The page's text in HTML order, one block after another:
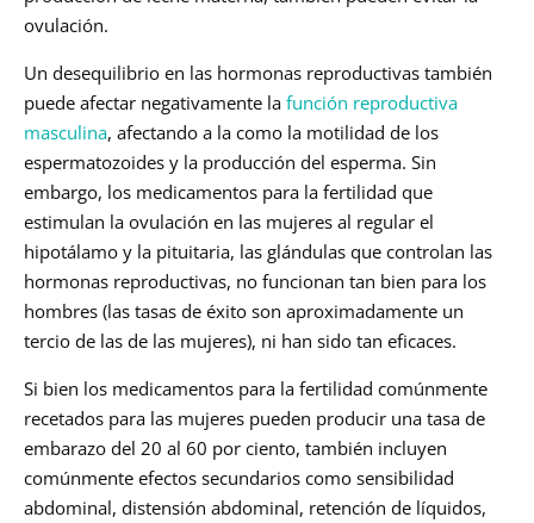
ovulación.
Un desequilibrio en las hormonas reproductivas también
puede afectar negativamente la función reproductiva
masculina, afectando a la como la motilidad de los
espermatozoides y la producción del esperma. Sin
embargo, los medicamentos para la fertilidad que
estimulan la ovulación en las mujeres al regular el
hipotálamo y la pituitaria, las glándulas que controlan las
hormonas reproductivas, no funcionan tan bien para los
hombres (las tasas de éxito son aproximadamente un
tercio de las de las mujeres), ni han sido tan eficaces.
Si bien los medicamentos para la fertilidad comúnmente
recetados para las mujeres pueden producir una tasa de
embarazo del 20 al 60 por ciento, también incluyen
comúnmente efectos secundarios como sensibilidad
abdominal, distensión abdominal, retención de líquidos,